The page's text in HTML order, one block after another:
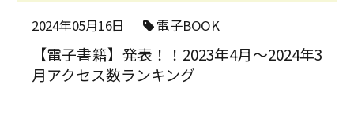
2024年05月16日 ｜ 電子BOOK
【電子書籍】発表！！2023年4月～2024年3
月アクセス数ランキング